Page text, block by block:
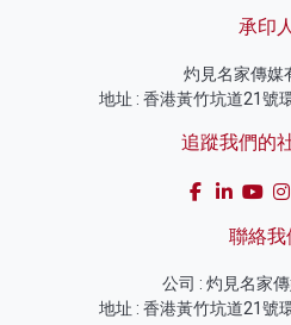
承印人
灼見名家傳媒
地址 : 香港黃竹坑道21號
追蹤我們的
聯絡我
公司 : 灼見名家
地址 : 香港黃竹坑道21號